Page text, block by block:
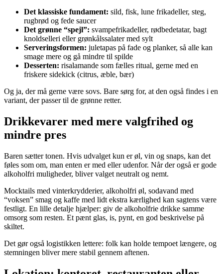
Det klassiske fundament: sild, fisk, lune frikadeller, steg,
rugbrød og fede saucer
Det grønne “spejl”: svampefrikadeller, rødbedetatar, bagt
knoldselleri eller grønkålssalater med sylt
Serveringsformen: juletapas på fade og planker, så alle kan
smage mere og gå mindre til spilde
Desserten: risalamande som fælles ritual, gerne med en
friskere sidekick (citrus, æble, bær)
Og ja, der må gerne være sovs. Bare sørg for, at den også findes i en
variant, der passer til de grønne retter.
Drikkevarer med mere valgfrihed og
mindre pres
Baren sætter tonen. Hvis udvalget kun er øl, vin og snaps, kan det
føles som om, man enten er med eller udenfor. Når der også er gode
alkoholfri muligheder, bliver valget neutralt og nemt.
Mocktails med vinterkrydderier, alkoholfri øl, sodavand med
“voksen” smag og kaffe med lidt ekstra kærlighed kan sagtens være
festligt. En lille detalje hjælper: giv de alkoholfrie drikke samme
omsorg som resten. Et pænt glas, is, pynt, en god beskrivelse på
skiltet.
Det gør også logistikken lettere: folk kan holde tempoet længere, og
stemningen bliver mere stabil gennem aftenen.